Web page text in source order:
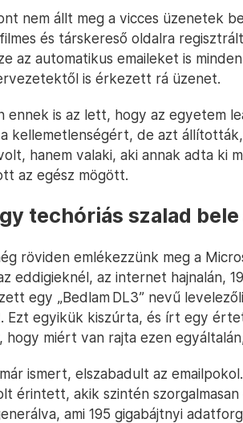
nem állt meg a vicces üzenetek
és társkereső oldalra
az automatikus emaileket is
is érkezett rá üzenet.
ennek is az lett, hogy az egyetem
kellemetlenségért, de azt
hanem valaki, aki annak adta ki
az egész mögött.
techóriás szalad
röviden emlékezzünk meg a
eddigieknél, az internet hajnalán,
egy „Bedlam DL3” nevű
Ezt egyikük kiszúrta, és írt egy
hogy miért van rajta ezen
ismert, elszabadult az
érintett, akik szintén
ami 195 gigabájtnyi